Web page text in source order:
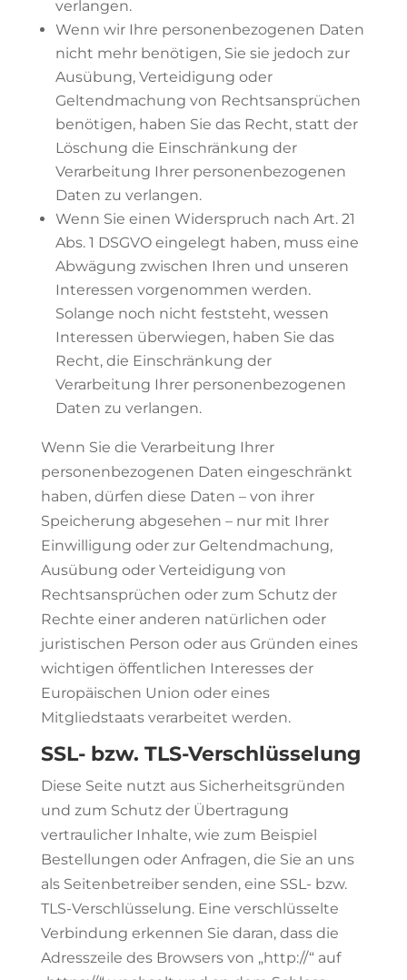
verlangen.
Wenn wir Ihre personenbezogenen Daten
nicht mehr benötigen, Sie sie jedoch zur
Ausübung, Verteidigung oder
Geltendmachung von Rechtsansprüchen
benötigen, haben Sie das Recht, statt der
Löschung die Einschränkung der
Verarbeitung Ihrer personenbezogenen
Daten zu verlangen.
Wenn Sie einen Widerspruch nach Art. 21
Abs. 1 DSGVO eingelegt haben, muss eine
Abwägung zwischen Ihren und unseren
Interessen vorgenommen werden.
Solange noch nicht feststeht, wessen
Interessen überwiegen, haben Sie das
Recht, die Einschränkung der
Verarbeitung Ihrer personenbezogenen
Daten zu verlangen.
Wenn Sie die Verarbeitung Ihrer
personenbezogenen Daten eingeschränkt
haben, dürfen diese Daten – von ihrer
Speicherung abgesehen – nur mit Ihrer
Einwilligung oder zur Geltendmachung,
Ausübung oder Verteidigung von
Rechtsansprüchen oder zum Schutz der
Rechte einer anderen natürlichen oder
juristischen Person oder aus Gründen eines
wichtigen öffentlichen Interesses der
Europäischen Union oder eines
Mitgliedstaats verarbeitet werden.
SSL- bzw. TLS-Verschlüsselung
Diese Seite nutzt aus Sicherheitsgründen
und zum Schutz der Übertragung
vertraulicher Inhalte, wie zum Beispiel
Bestellungen oder Anfragen, die Sie an uns
als Seitenbetreiber senden, eine SSL- bzw.
TLS-Verschlüsselung. Eine verschlüsselte
Verbindung erkennen Sie daran, dass die
Adresszeile des Browsers von „http://“ auf